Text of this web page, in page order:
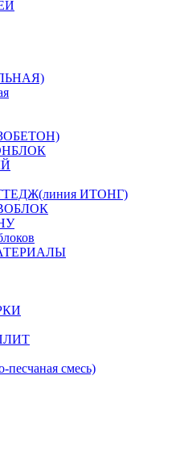
ИТОНГ)
смесь)